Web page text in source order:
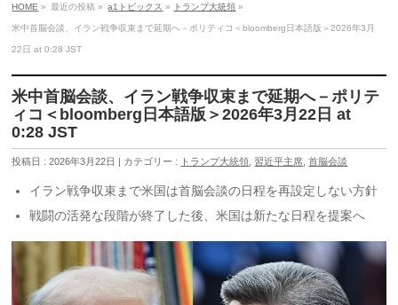
HOME » 最近の投稿 » a1トピックス » トランプ大統領 »
米中首脳会談、イラン戦争収束まで延期へ－ポリティコ＜bloomberg日本語版＞2026年3月
22日 at 0:28 JST
米中首脳会談、イラン戦争収束まで延期へ－ポリテ
ィコ＜bloomberg日本語版＞2026年3月22日 at
0:28 JST
投稿日 : 2026年3月22日 | カテゴリー : トランプ大統領 ,習近平主席 ,首脳会談
イラン戦争収束まで米国は首脳会談の日程を再設定しない方針
戦闘の活発な段階が終了した後、米国は新たな日程を提案へ